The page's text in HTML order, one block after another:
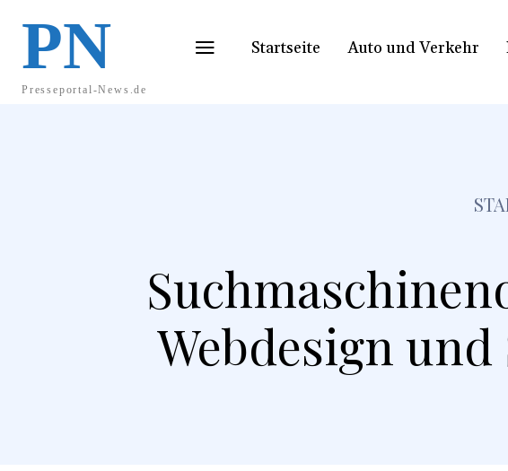
PN
Presseportal-News.de
Startseite Auto und Verkehr
Webdesign